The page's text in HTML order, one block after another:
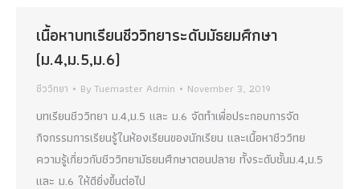
เนื้อหาบทเรียนชีววิทยาระดับมัธยมศึกษา
(ม.4,ม.5,ม.6)
ชีววิทยา ByTuemaster Admin November 3, 2019
บทเรียนชีววิทยา ม.4,ม.5 และ ม.6 จัดทำเพื่อประกอบการจัด
กิจกรรมการเรียนรู้ในห้องเรียนของนักเรียน และเนื้อหาชีววิทย
ความรู้เกี่ยวกับชีววิทยามัธยมศึกษาตอนปลาย ทั้งระดับชั้นม.4,ม.5
และ ม.6 ให้ดียิ่งขึ้นต่อไป